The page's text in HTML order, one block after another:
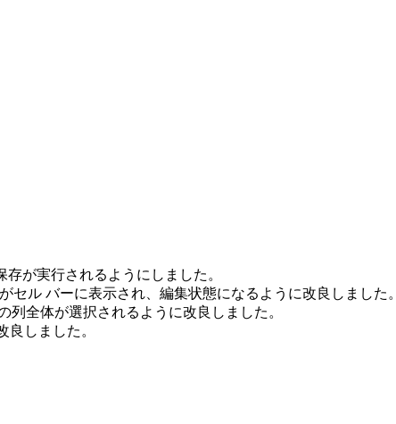
が実行されるようにしました。
ル バーに表示され、編集状態になるように改良しました。
全体が選択されるように改良しました。
しました。